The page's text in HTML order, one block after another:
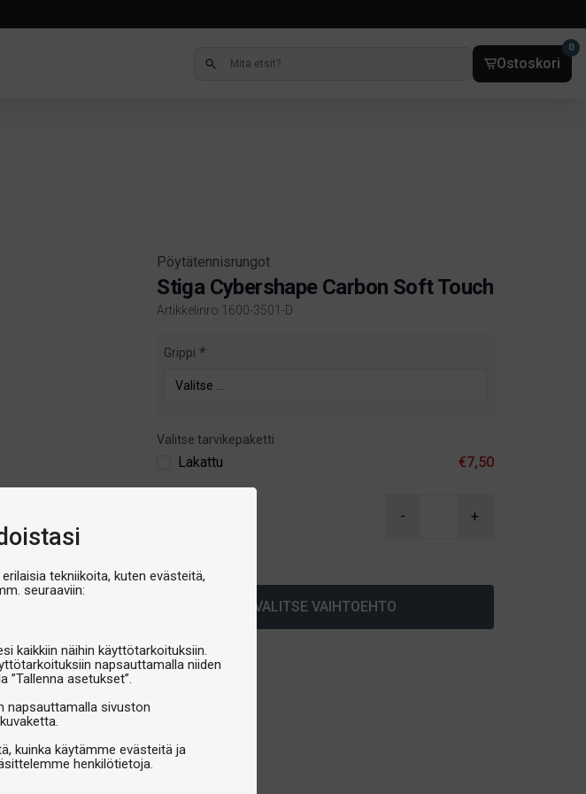
tekniikoita, kuten evästeitä,
seuraaviin:
kaikkiin näihin käyttötarkoituksiin.
napsauttamalla niiden
”Tallenna asetukset”.
napsauttamalla sivuston
kuinka käytämme evästeitä ja
Ostoskori
0
Pöytätennisrungot
Stiga Cybershape Carbon Soft Touch
Artikkelinro:1600-3501-D
Product information
Grippi
Valitse tarvikepaketti
Lakattu €7,50
- +
VALITSE VAIHTOEHTO
informaatio